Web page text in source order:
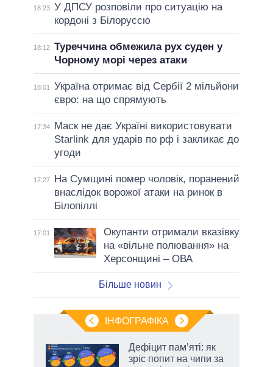
18:23 У ДПСУ розповіли про ситуацію на
кордоні з Білоруссю
18:12 Туреччина обмежила рух суден у
Чорному морі через атаки
18:01
Україна отримає від Сербії 2 мільйони
євро: на що спрямують
17:34
Маск не дає Україні використовувати
Starlink для ударів по рф і закликає до
угоди
17:27
На Сумщині помер чоловік, поранений
внаслідок ворожої атаки на ринок в
Білопіллі
17:01
Окупанти отримали вказівку
на «вільне полювання» на
Херсонщині – ОВА
Більше новин
ІНФОГРАФІКА
Дефіцит пам’яті: як
зріс попит на чипи за